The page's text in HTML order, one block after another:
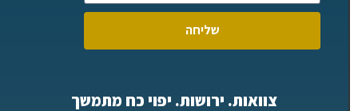
שליחה
צוואות. ירושות. יפוי כח מתמשך